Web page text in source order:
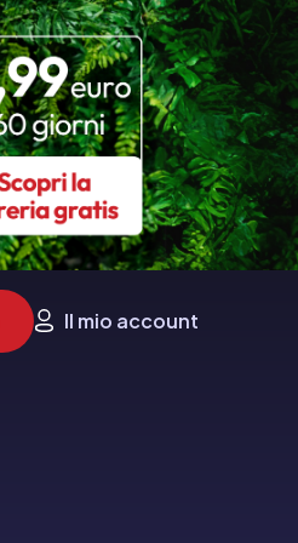
Il mio account